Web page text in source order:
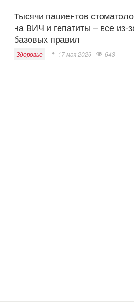
Тысячи пациентов
на ВИЧ и гепатиты – все из-
базовых правил
Здоровье 17 мая 2026 643